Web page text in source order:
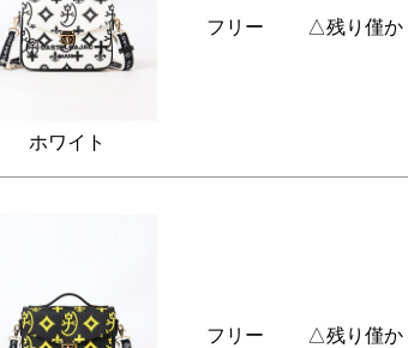
ホワイト
フリー △残り僅か
フリー △残り僅か